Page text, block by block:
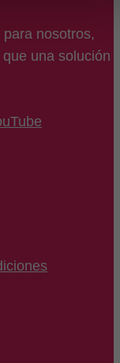
nosotros,
una solución